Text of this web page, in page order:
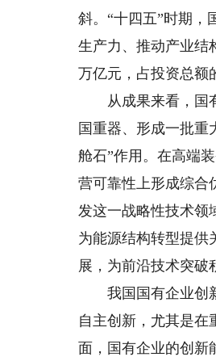
斜。“十四五”时期，
生产力、推动产业结
万亿元，占投资总额
从成果来看，国有
国重器、形成一批重
舱石”作用。在高端
营可靠性上形成综合
发这一战略性技术领
为能源结构转型提供
展，为前沿技术突破
我国国有企业创新
自主创新，尤其是在
面，国有企业的创新